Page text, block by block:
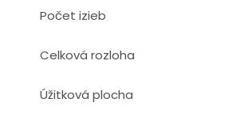
Počet izieb
Celková rozloha
Úžitková plocha